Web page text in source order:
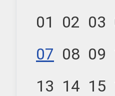
01
02 03
07 08 09
13 14 15